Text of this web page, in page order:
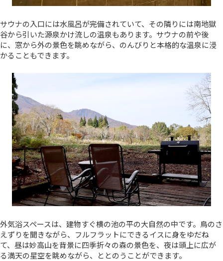
サウナの入口には水風呂が完備されていて、その隣りには南地獄
谷から引いた源泉かけ流しの温泉もあります。サウナの前や後
に、窓から外の景色を眺めながら、のんびりと本格的な温泉に浸
かることもできます。
外気浴スペースは、建物すぐ横の池の平の大自然の中です。鳥のさ
えずりを聞きながら、フルフラットにできるイスに身をゆだね
て、昼は妙高山を背景に四季折々の森の景色を、夜は頭上に広が
る満天の星空を眺めながら、ととのうことができます。